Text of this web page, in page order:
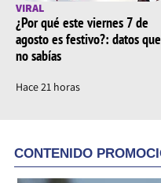
VIRAL
¿Por qué este viernes 7 de
agosto es festivo?: datos que
no sabías
Hace 21 horas